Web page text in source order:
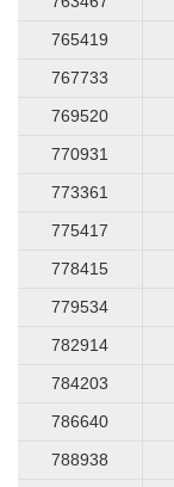
765419
767733
769520
770931
773361
775417
778415
779534
782914
784203
786640
788938